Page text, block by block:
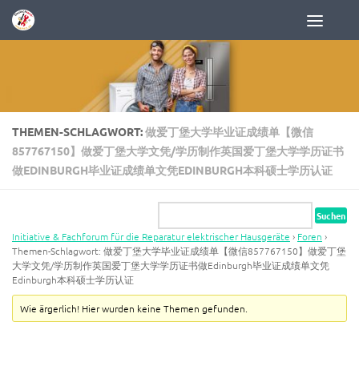
Zum Inhalt springen
THEMEN-SCHLAGWORT:做爱丁堡大学毕业证成绩单【微信
857767150】做爱丁堡大学文凭/学历制作英国爱丁堡大学学历证书
做EDINBURGH毕业证成绩单文凭EDINBURGH本科硕士学历认证
Initiative & Fachforum für die Reparatur elektrischer Hausgeräte › Foren ›
Themen-Schlagwort: 做爱丁堡大学毕业证成绩单【微信857767150】做爱丁堡
大学文凭/学历制作英国爱丁堡大学学历证书做Edinburgh毕业证成绩单文凭
Edinburgh本科硕士学历认证
Wie ärgerlich! Hier wurden keine Themen gefunden.